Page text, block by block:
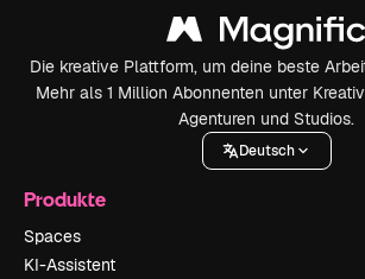
Die kreative Plattform, um deine beste
Mehr als 1 Million Abonnenten unter
Agenturen und Studios.
Deutsch
Produkte
Spaces
KI-Assistent